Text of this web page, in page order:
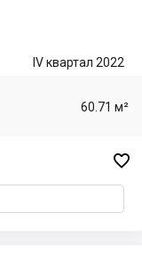
IV квартал 2022
60.71 м²
